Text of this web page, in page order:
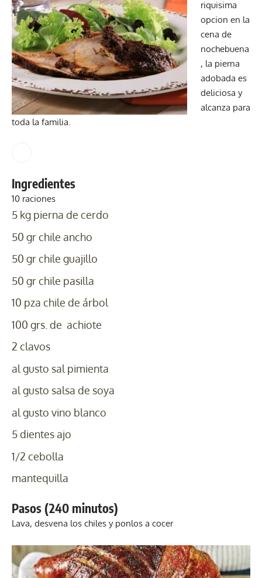
riquisima
opcion en la
cena de
nochebuena
, la pierna
adobada es
deliciosa y
alcanza para
toda la familia.
Ingredientes
10 raciones
5 kg pierna de cerdo
50 grchile ancho
50 grchile guajillo
50 grchile pasilla
10 pza chile de árbol
100 grs. de achiote
2 clavos
al gusto sal pimienta
al gusto salsa de soya
al gusto vino blanco
5 dientesajo
1/2 cebolla
mantequilla
Pasos (240 minutos)
Lava, desvena los chiles y ponlos a cocer